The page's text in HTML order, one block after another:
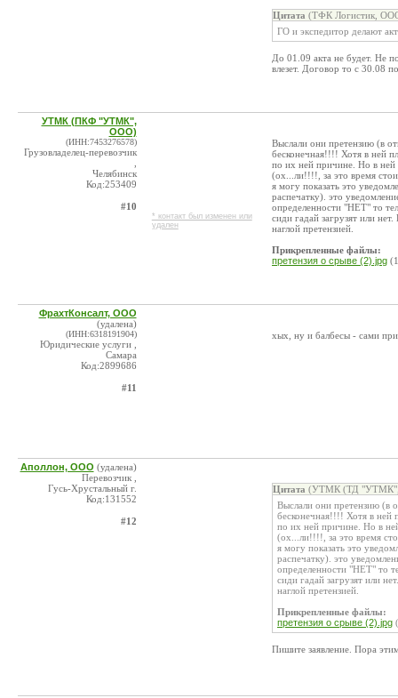
Цитата (ТФК Логистик,
ГО и экспедитор делают акт
До 01.09 акта не будет. Не
влезет. Договор то с 30.08
УТМК (ПКФ "УТМК",
ООО)
(ИНН:7453276578)
Грузовладелец-перевозчик
Челябинск
Код:253409
#10
* контакт был изменен или
удален
Выслали они претензию (в
бесконечная!!!! Хотя в ней
по их ней причине. Но в ней
(ох...ли!!!!, за это время
я могу показать это
распечатку). это
определенности "НЕТ" то
сиди гадай загрузят или
наглой претензией.
Прикрепленные файлы:
претензия о срыве (2).jpg
ФрахтКонсалт, ООО
(удалена)
(ИНН:6318191904)
Юридические услуги ,
Самара
Код:2899686
#11
хых, ну и балбесы - сами
Аполлон, ООО (удалена)
Перевозчик ,
Гусь-Хрустальный г.
Код:131552
#12
Цитата (УТМК (ТД "УТМК",
Выслали они претензию (в
бесконечная!!!! Хотя в ней
по их ней причине. Но в
(ох...ли!!!!, за это время
я могу показать это
распечатку). это
определенности "НЕТ" то
сиди гадай загрузят или
наглой претензией.
Прикрепленные файлы:
претензия о срыве (2).jpg
Пишите заявление. Пора